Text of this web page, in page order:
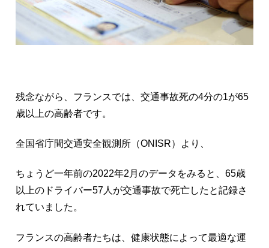
残念ながら、フランスでは、交通事故死の4分の1が65
歳以上の高齢者です。
全国省庁間交通安全観測所（ONISR）より、
ちょうど一年前の2022年2月のデータをみると、65歳
以上のドライバー57人が交通事故で死亡したと記録さ
れていました。
フランスの高齢者たちは、健康状態によって最適な運